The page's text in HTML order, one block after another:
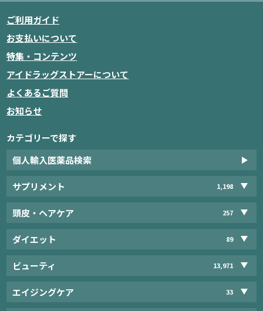
ご利用ガイド
お支払いについて
特集・コンテンツ
アイドラッグストアーについて
よくあるご質問
お知らせ
カテゴリーで探す
個人輸入医薬品検索
サプリメント 1,198
頭皮・ヘアケア 257
ダイエット 89
ビューティ 13,971
エイジングケア 33